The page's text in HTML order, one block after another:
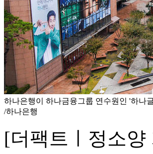
하나은행이 하나금융그룹 연수원인 '하나
/하나은행
[더팩트ㅣ정소양